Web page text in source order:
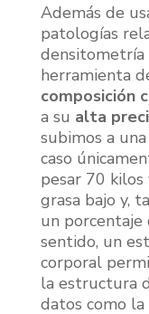
Además de
patologías
densitometría
herramienta
composición
a su alta
subimos a
caso
pesar 70
grasa bajo y,
un porcentaje
sentido, un
corporal
la estructura
datos como la